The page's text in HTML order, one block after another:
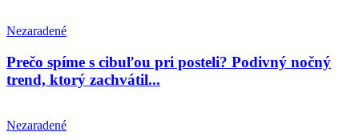
Nezaradené
Prečo spíme s cibuľou pri posteli? Podivný nočný
trend, ktorý zachvátil...
Nezaradené